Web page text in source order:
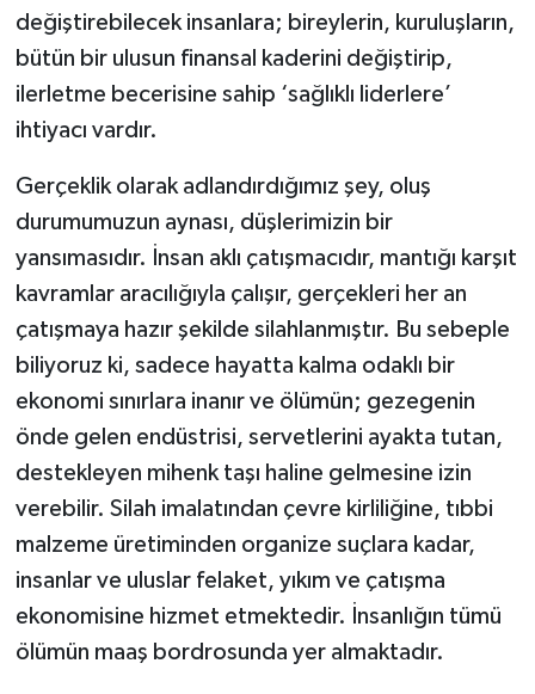
değiştirebilecek insanlara; bireylerin, kuruluşların,
bütün bir ulusun finansal kaderini değiştirip,
ilerletme becerisine sahip ‘sağlıklı liderlere’
ihtiyacı vardır.
Gerçeklik olarak adlandırdığımız şey, oluş
durumumuzun aynası, düşlerimizin bir
yansımasıdır. İnsan aklı çatışmacıdır, mantığı karşıt
kavramlar aracılığıyla çalışır, gerçekleri her an
çatışmaya hazır şekilde silahlanmıştır. Bu sebeple
biliyoruz ki, sadece hayatta kalma odaklı bir
ekonomi sınırlara inanır ve ölümün; gezegenin
önde gelen endüstrisi, servetlerini ayakta tutan,
destekleyen mihenk taşı haline gelmesine izin
verebilir. Silah imalatından çevre kirliliğine, tıbbi
malzeme üretiminden organize suçlara kadar,
insanlar ve uluslar felaket, yıkım ve çatışma
ekonomisine hizmet etmektedir. İnsanlığın tümü
ölümün maaş bordrosunda yer almaktadır.